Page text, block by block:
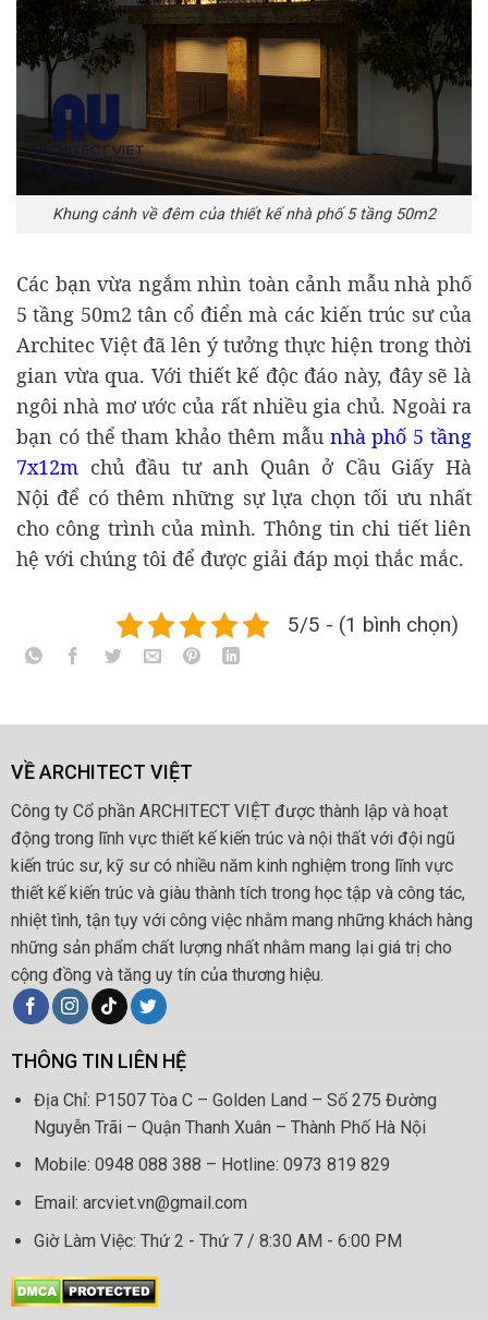
Khung cảnh về đêm của thiết kế nhà phố 5 tầng 50m2
Các bạn vừa ngắm nhìn toàn cảnh mẫu nhà phố
5 tầng 50m2 tân cổ điển mà các kiến trúc sư của
Architec Việt đã lên ý tưởng thực hiện trong thời
gian vừa qua. Với thiết kế độc đáo này, đây sẽ là
ngôi nhà mơ ước của rất nhiều gia chủ. Ngoài ra
bạn có thể tham khảo thêm mẫu nhà phố 5 tầng
7x12m chủ đầu tư anh Quân ở Cầu Giấy Hà
Nội để có thêm những sự lựa chọn tối ưu nhất
cho công trình của mình. Thông tin chi tiết liên
hệ với chúng tôi để được giải đáp mọi thắc mắc.
5/5 - (1 bình chọn)
VỀ ARCHITECT VIỆT
Công ty Cổ phần ARCHITECT VIỆT được thành lập và hoạt
động trong lĩnh vực thiết kế kiến trúc và nội thất với đội ngũ
kiến trúc sư, kỹ sư có nhiều năm kinh nghiệm trong lĩnh vực
thiết kế kiến trúc và giàu thành tích trong học tập và công tác,
nhiệt tình, tận tụy với công việc nhằm mang những khách hàng
những sản phẩm chất lượng nhất nhằm mang lại giá trị cho
cộng đồng và tăng uy tín của thương hiệu.
THÔNG TIN LIÊN HỆ
Địa Chỉ: P1507 Tòa C – Golden Land – Số 275 Đường
Nguyễn Trãi – Quận Thanh Xuân – Thành Phố Hà Nội
Mobile: 0948 088 388 – Hotline: 0973 819 829
Email: arcviet.vn@gmail.com
Giờ Làm Việc: Thứ 2 - Thứ 7 / 8:30 AM - 6:00 PM